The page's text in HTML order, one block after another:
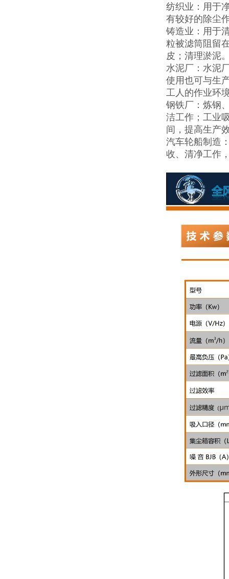
纺织业：用于
有较好的除尘
铸造业：用于
粒被滤筒阻留
皮；清理淤泥
水泥厂：水泥
使用也可与生
工人的作业环
钢铁厂：炼钢
洁工作；工业
间，提高生产
汽车轮船制造
收、清净工作